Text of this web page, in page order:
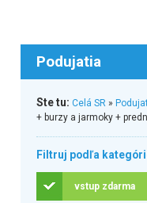
Podujatia
Ste tu: Celá SR»
+ burzy a jarmoky +
Filtruj podľa
vstup zdarma